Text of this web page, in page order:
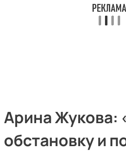
Арина Жукова:
обстановку и